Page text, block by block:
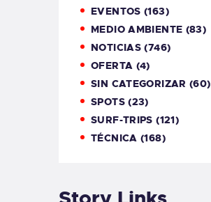
EVENTOS (163)
MEDIO AMBIENTE (83)
NOTICIAS (746)
OFERTA (4)
SIN CATEGORIZAR (60)
SPOTS(23)
SURF-TRIPS (121)
TÉCNICA (168)